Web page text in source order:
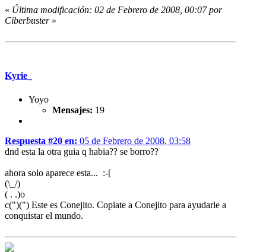
« Última modificación: 02 de Febrero de 2008, 00:07 por
Ciberbuster»
Kyrie_
Yoyo
Mensajes: 19
Respuesta #20 en: 05 de Febrero de 2008, 03:58
dnd esta la otra guia q habia?? se borro??
ahora solo aparece esta... :-[
(\_/)
( . .)o
c(")(") Este es Conejito. Copiate a Conejito para ayudarle a
conquistar el mundo.